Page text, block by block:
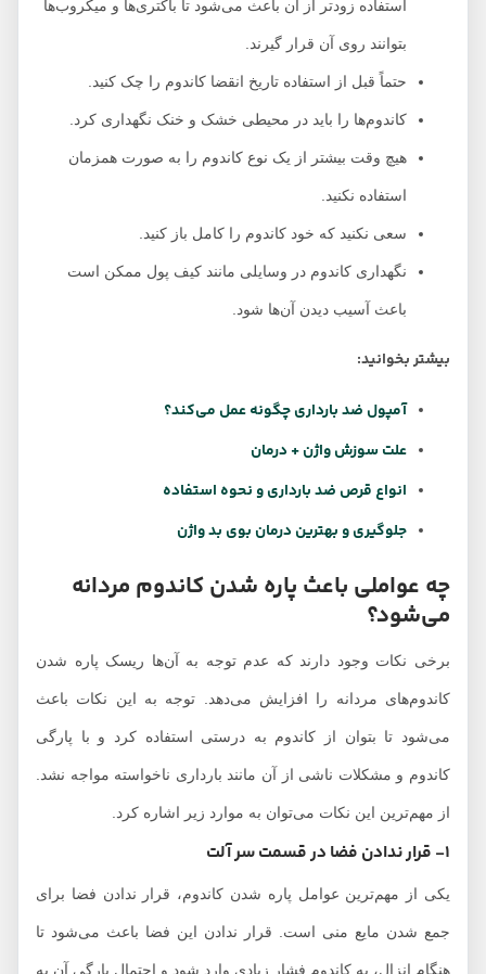
استفاده زودتر از آن باعث می‌شود تا باکتری‌ها و میکروب‌ها
بتوانند روی آن قرار گیرند.
حتماً قبل از استفاده تاریخ انقضا کاندوم را چک کنید.
کاندوم‌ها را باید در محیطی خشک و خنک نگهداری کرد.
هیچ وقت بیشتر از یک نوع کاندوم را به صورت همزمان
استفاده نکنید.
سعی نکنید که خود کاندوم را کامل باز کنید.
نگهداری کاندوم در وسایلی مانند کیف پول ممکن است
باعث آسیب دیدن آن‌ها شود.
بیشتر بخوانید:
آمپول ضد بارداری چگونه عمل می‌کند؟
علت سوزش واژن + درمان
انواع قرص ضد بارداری و نحوه استفاده
جلوگیری و بهترین درمان بوی بد واژن
چه عواملی باعث پاره شدن کاندوم مردانه
می‌شود؟
برخی نکات وجود دارند که عدم توجه به آن‌ها ریسک پاره شدن
کاندوم‌های مردانه را افزایش می‌دهد. توجه به این نکات باعث
می‌شود تا بتوان از کاندوم به درستی استفاده کرد و با پارگی
کاندوم و مشکلات ناشی از آن مانند بارداری ناخواسته مواجه نشد.
از مهم‌ترین این نکات می‌توان به موارد زیر اشاره کرد.
یکی از مهم‌ترین عوامل پاره شدن کاندوم، قرار ندادن فضا برای
جمع شدن مایع منی است. قرار ندادن این فضا باعث می‌شود تا
هنگام انزال، به کاندوم فشار زیادی وارد شود و احتمال پارگی آن به